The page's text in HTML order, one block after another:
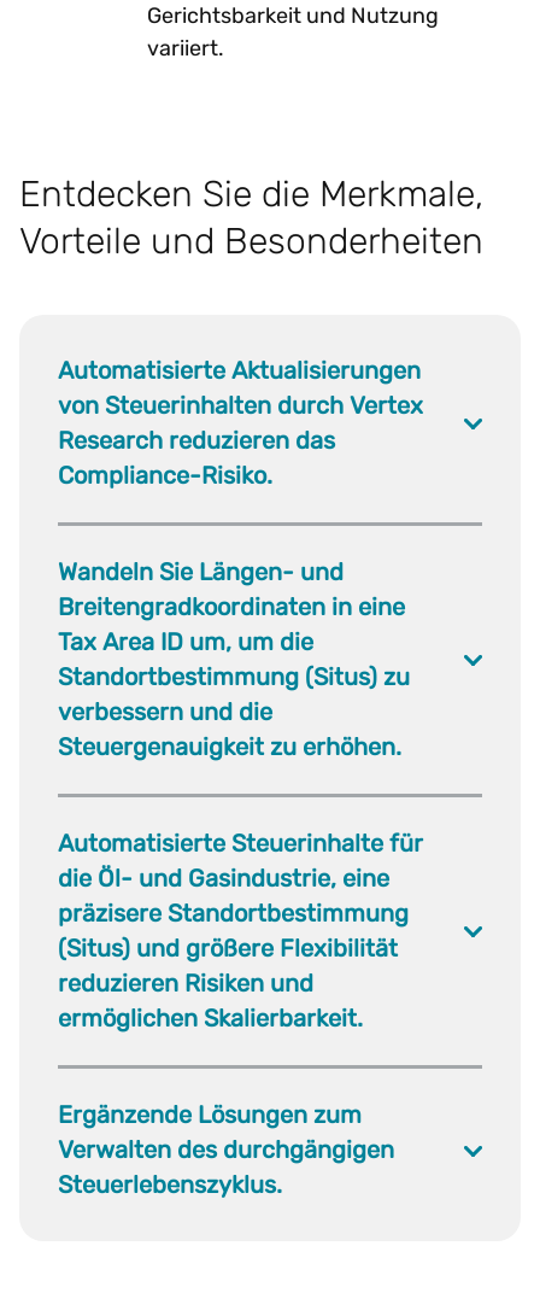
Gerichtsbarkeit und Nutzung
variiert.
Entdecken Sie die Merkmale,
Vorteile und Besonderheiten
Automatisierte Aktualisierungen
von Steuerinhalten durch Vertex
Research reduzieren das
Compliance-Risiko.
Wandeln Sie Längen- und
Breitengradkoordinaten in eine
Tax Area ID um, um die
Standortbestimmung (Situs) zu
verbessern und die
Steuergenauigkeit zu erhöhen.
Automatisierte Steuerinhalte für
die Öl- und Gasindustrie, eine
präzisere Standortbestimmung
(Situs) und größere Flexibilität
reduzieren Risiken und
ermöglichen Skalierbarkeit.
Ergänzende Lösungen zum
Verwalten des durchgängigen
Steuerlebenszyklus.